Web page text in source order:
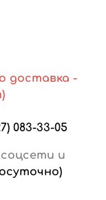
доставка -
083-33-05
и